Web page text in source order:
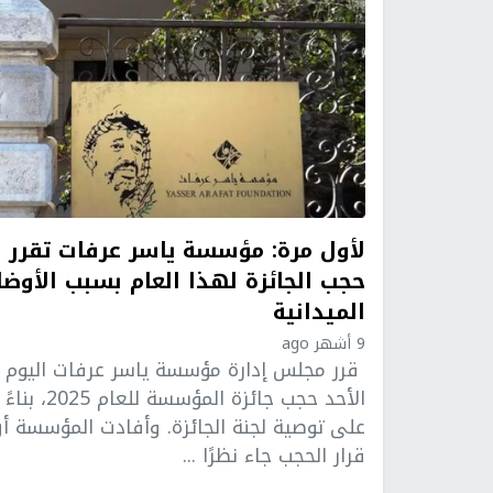
لأول مرة: مؤسسة ياسر عرفات تقرر
حجب الجائزة لهذا العام بسبب
الميدانية
9 أشهر ago
قرر مجلس إدارة مؤسسة ياسر عرفات اليوم
الأحد حجب جائزة المؤسسة للعام 2025، بناءً
على توصية لجنة الجائزة. وأفادت المؤسسة
قرار الحجب جاء نظرًا ...